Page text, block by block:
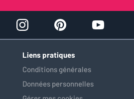
Liens pratiques
Conditions générales
Données personnelles